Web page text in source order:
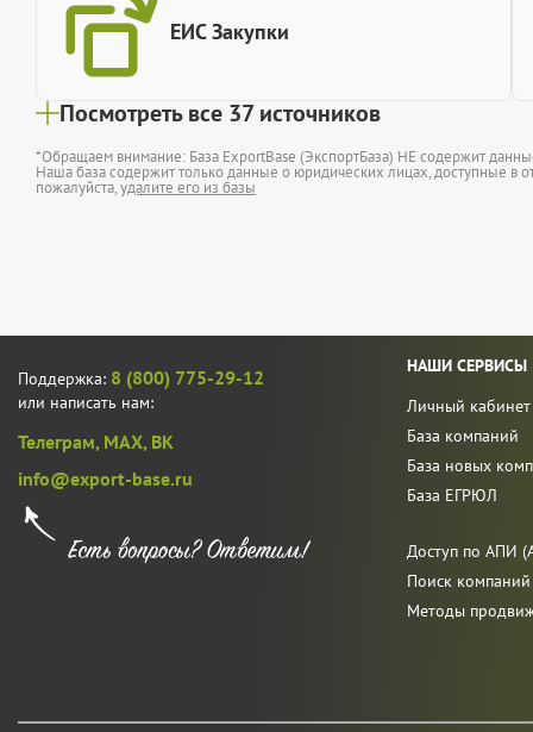
ЕИС Закупки
Посмотреть все 37 источников
*Обращаем внимание: База ExportBase (ЭкспортБаза) НЕ содержит
Наша база содержит только данные о юридических лицах, доступные в
пожалуйста,удалите его из базы
Поддержка: 8 (800) 775-29-12
или написать нам:
Телеграм, MAX, ВК
info@export-base.ru
НАШИ СЕРВИСЫ
Личный кабинет
База компаний
База новых
База ЕГРЮЛ
Доступ по АПИ
Поиск
Методы